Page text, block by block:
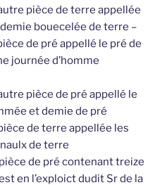
pièce de terre appellée
bouecelée de terre –
de pré appellé le pré de
journée d’homme
pièce de pré appellé le
et demie de pré
de terre appellée les
de terre
de pré contenant treize
en l’exploict dudit Sr de la